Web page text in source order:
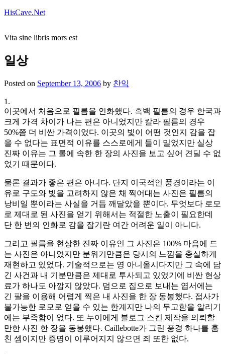
Skip
HisCave.Net
Vita sine libris mors est
일상
Posted on September 13, 2006 by 찬익
1.
이곳에서 처음으로 필름을 인화했다. 흑백 필름의 경우 한국과
크게 가격 차이가 나는 편은 아니었지만 칼라 필름의 경우
50%쯤 더 비싼 가격이었다. 이곳의 빛이 어떤 것인지 감을 잡
을 수 없다는 표면적 이유를 스스로에게 들이 밀었지만 실상
진짜 이유는 그 롤에 속한 한 장의 사진을 보고 싶어 견딜 수 없
었기 때문이다.
물론 결과가 좋은 편은 아니다. 단지 이국적인 풍경이라는 이
유로 구도와 빛을 고려하지 않은 채 찍어대는 사진은 필름의
낭비일 뿐이라는 사실을 거듭 깨달았을 뿐이다. 무엇보다 로모
로 제대로 된 사진을 얻기 위해서는 적절한 노출이 필요한데
단 한 번의 인화로 감을 잡기란 여간 어려운 일이 아니다.
그리고 필름을 현상한 진짜 이유인 그 사진은 100% 마음에 드
는 사진은 아니었지만 분위기만큼은 당시의 느낌을 충실하게
재현하고 있었다. 기술적으로는 영 아니올시다지만 그 속에 담
긴 사건과 내 기분만큼은 제대로 투사되고 있었기에 비싼 현상
료가 하나도 아깝지 않았다. 덤으로 집으로 보내는 엽서에는
긴 팔을 이용해 어렵게 찍은 내 사진을 한 장 동봉했다. 접사가
불가능한 로모로 얻을 수 있는 한계지만 나의 무고함을 알리기
에는 부족함이 없다. 또 누이에게 블로그 스킨 제작을 의뢰할
만한 사진 한 장을 동봉했다. Caillebotte가 그린 풍경 하나를 훔
친 셈이지만 증명이 이루어지지 않으면 죄 또한 없다.